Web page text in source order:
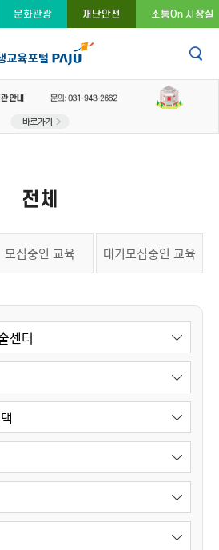
콘텐츠 바로가기
주메뉴 바로가기
푸터 바로가기
문화관광 재난안전 소통On 시장실
전체
모집중인 교육 대기모집중인 교육